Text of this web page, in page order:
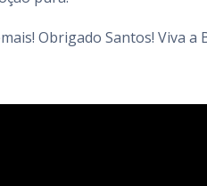
Obrigado Santos! Viva a